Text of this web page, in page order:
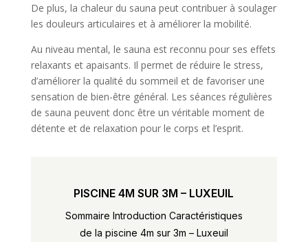
De plus, la chaleur du sauna peut contribuer à soulager
les douleurs articulaires et à améliorer la mobilité.
Au niveau mental, le sauna est reconnu pour ses effets
relaxants et apaisants. Il permet de réduire le stress,
d’améliorer la qualité du sommeil et de favoriser une
sensation de bien-être général. Les séances régulières
de sauna peuvent donc être un véritable moment de
détente et de relaxation pour le corps et l’esprit.
PISCINE 4M SUR 3M – LUXEUIL
Sommaire Introduction Caractéristiques
de la piscine 4m sur 3m – Luxeuil